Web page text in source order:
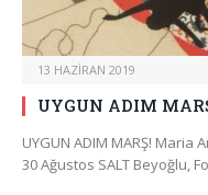
13 HAZIRAN 2019
UYGUN ADIM
UYGUN ADIM MARŞ!
30 Ağustos SALT Beyoğlu,